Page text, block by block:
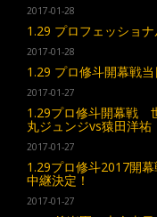
2017-01-28
1.29 プロフェッショ
2017-01-28
1.29 プロ修斗開幕戦
2017-01-27
1.29プロ修斗開幕戦
丸ジュンジvs猿田洋
2017-01-27
1.29プロ修斗2017開
中継決定！
2017-01-27